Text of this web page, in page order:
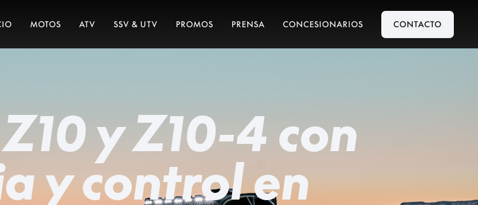
MOTOS ATV SSV & UTV PROMOS PRENSA CONCESIONARIOS CONTACTO
y Z10-4 con
y control en